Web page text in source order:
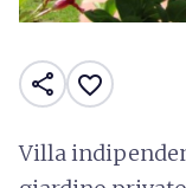
share favorite_border
Villa